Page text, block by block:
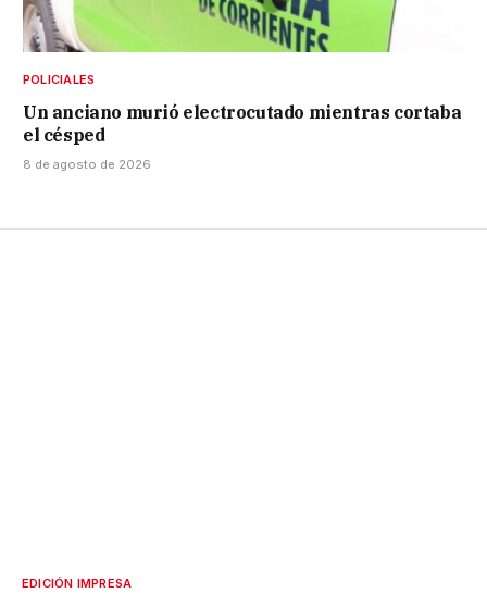
POLICIALES
Un anciano murió electrocutado mientras cortaba
el césped
8 de agosto de 2026
EDICIÓN IMPRESA